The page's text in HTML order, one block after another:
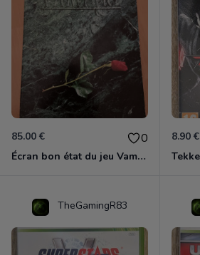
85.00 € 0
Écran bon état du jeu Vampire et livre de règles « la mascarade » état d’usage
8.90 €
TheGamingR83